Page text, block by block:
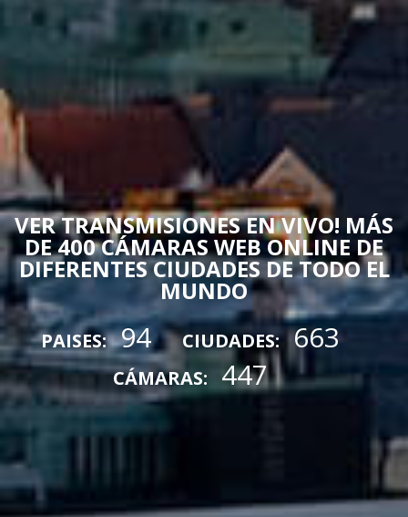
VER TRANSMISIONES EN VIVO! MÁS
DE 400 CÁMARAS WEB ONLINE DE
DIFERENTES CIUDADES DE TODO EL
MUNDO
PAISES: 94 CIUDADES: 663
CÁMARAS: 447